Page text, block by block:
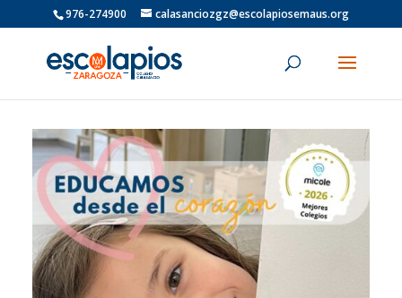
976-274900 calasanciozgz@escolapiosemaus.org